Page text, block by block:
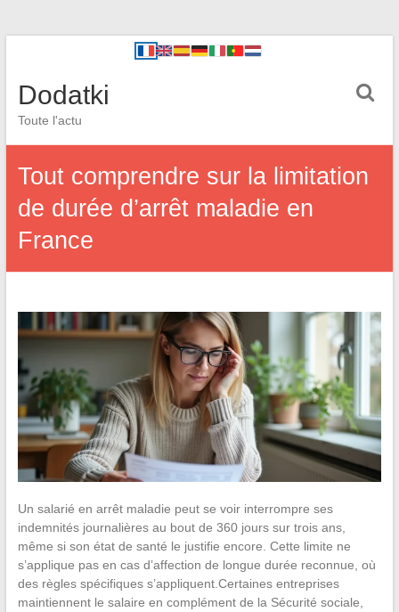
Dodatki
Toute l'actu
Tout comprendre sur la limitation
de durée d’arrêt maladie en
France
Un salarié en arrêt maladie peut se voir interrompre ses
indemnités journalières au bout de 360 jours sur trois ans,
même si son état de santé le justifie encore. Cette limite ne
s’applique pas en cas d’affection de longue durée reconnue, où
des règles spécifiques s’appliquent.Certaines entreprises
maintiennent le salaire en complément de la Sécurité sociale,